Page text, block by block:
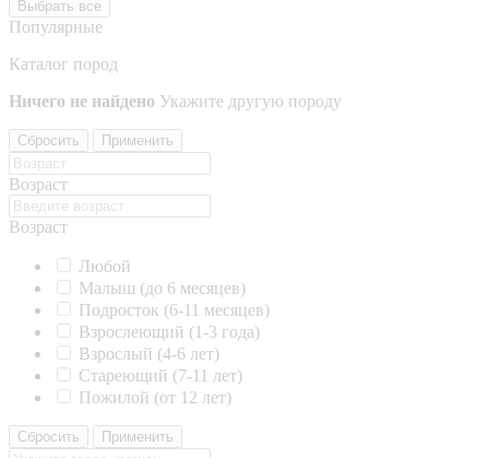
Выбрать все
Популярные
Каталог пород
Ничего не найдено Укажите другую породу
Сбросить Применить
Возраст
Возраст
Любой
Малыш (до 6 месяцев)
Подросток (6-11 месяцев)
Взрослеющий (1-3 года)
Взрослый (4-6 лет)
Стареющий (7-11 лет)
Пожилой (от 12 лет)
Сбросить Применить